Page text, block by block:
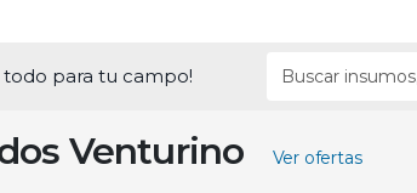
todo para tu campo!
Venturino Ver ofertas